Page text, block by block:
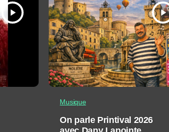
play_arrow play_arrow
Musique
On parle Printival 2026